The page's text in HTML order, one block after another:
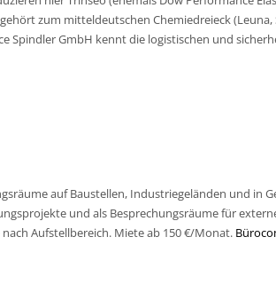
zum mitteldeutschen Chemiedreieck (Leuna,
Spindler GmbH kennt die logistischen und
auf Baustellen, Industriegeländen und in
und als Besprechungsräume für
Aufstellbereich. Miete ab 150 €/Monat.